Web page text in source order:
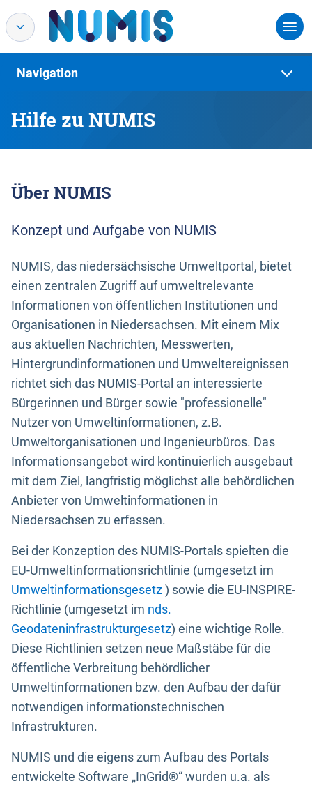
Hilfe zu NUMIS
Navigation
Über NUMIS
Konzept und Aufgabe von NUMIS
NUMIS, das niedersächsische Umweltportal, bietet
einen zentralen Zugriff auf umweltrelevante
Informationen von öffentlichen Institutionen und
Organisationen in Niedersachsen. Mit einem Mix
aus aktuellen Nachrichten, Messwerten,
Hintergrundinformationen und Umweltereignissen
richtet sich das NUMIS-Portal an interessierte
Bürgerinnen und Bürger sowie "professionelle"
Nutzer von Umweltinformationen, z.B.
Umweltorganisationen und Ingenieurbüros. Das
Informationsangebot wird kontinuierlich ausgebaut
mit dem Ziel, langfristig möglichst alle behördlichen
Anbieter von Umweltinformationen in
Niedersachsen zu erfassen.
Bei der Konzeption des NUMIS-Portals spielten die
EU-Umweltinformationsrichtlinie (umgesetzt im
Umweltinformationsgesetz) sowie die EU-INSPIRE-
Richtlinie (umgesetzt im nds.
Geodateninfrastrukturgesetz) eine wichtige Rolle.
Diese Richtlinien setzen neue Maßstäbe für die
öffentliche Verbreitung behördlicher
Umweltinformationen bzw. den Aufbau der dafür
notwendigen informationstechnischen
Infrastrukturen.
NUMIS und die eigens zum Aufbau des Portals
entwickelte Software „InGrid®“ wurden u.a. als